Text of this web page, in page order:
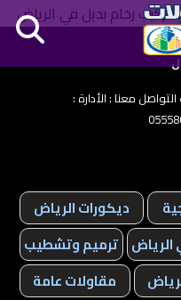
تركيب رخام بديل في الرياض
معنا : الأدارة :
ديكورات الرياض
الرياض ترميم وتشطيب
مقاولات عامة